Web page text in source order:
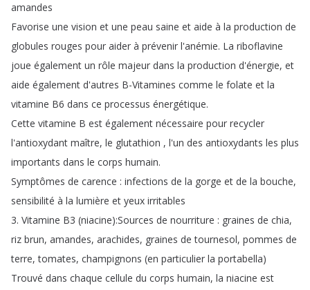
amandes
Favorise une vision et une peau saine et aide à la production de
globules rouges pour aider à prévenir l'anémie. La riboflavine
joue également un rôle majeur dans la production d'énergie, et
aide également d'autres B-Vitamines comme le folate et la
vitamine B6 dans ce processus énergétique.
Cette vitamine B est également nécessaire pour recycler
l'antioxydant maître, le glutathion , l'un des antioxydants les plus
importants dans le corps humain.
Symptômes de carence : infections de la gorge et de la bouche,
sensibilité à la lumière et yeux irritables
3. Vitamine B3 (niacine):Sources de nourriture : graines de chia,
riz brun, amandes, arachides, graines de tournesol, pommes de
terre,tomates, champignons (en particulier la portabella)
Trouvé dans chaque cellule du corps humain, la niacine est